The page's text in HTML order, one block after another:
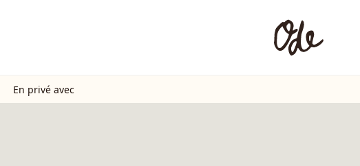
En privé avec